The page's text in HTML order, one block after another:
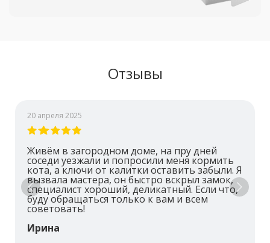
Отзывы
20 апреля 2025
Живём в загородном доме, на пру дней
соседи уезжали и попросили меня кормить
кота, а ключи от калитки оставить забыли. Я
вызвала мастера, он быстро вскрыл замок,
специалист хороший, деликатный. Если что,
буду обращаться только к вам и всем
советовать!
Ирина